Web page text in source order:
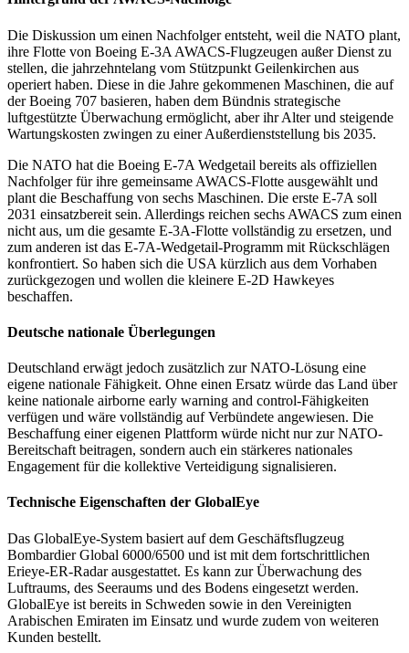
Die Diskussion um einen Nachfolger entsteht, weil die NATO plant,
ihre Flotte von Boeing E-3A AWACS-Flugzeugen außer Dienst zu
stellen, die jahrzehntelang vom Stützpunkt Geilenkirchen aus
operiert haben. Diese in die Jahre gekommenen Maschinen, die auf
der Boeing 707 basieren, haben dem Bündnis strategische
luftgestützte Überwachung ermöglicht, aber ihr Alter und steigende
Wartungskosten zwingen zu einer Außerdienststellung bis 2035.
Die NATO hat die Boeing E-7A Wedgetail bereits als offiziellen
Nachfolger für ihre gemeinsame AWACS-Flotte ausgewählt und
plant die Beschaffung von sechs Maschinen. Die erste E-7A soll
2031 einsatzbereit sein. Allerdings reichen sechs AWACS zum einen
nicht aus, um die gesamte E-3A-Flotte vollständig zu ersetzen, und
zum anderen ist das E-7A-Wedgetail-Programm mit Rückschlägen
konfrontiert. So haben sich die USA kürzlich aus dem Vorhaben
zurückgezogen und wollen die kleinere E-2D Hawkeyes
beschaffen.
Deutsche nationale Überlegungen
Deutschland erwägt jedoch zusätzlich zur NATO-Lösung eine
eigene nationale Fähigkeit. Ohne einen Ersatz würde das Land über
keine nationale airborne early warning and control-Fähigkeiten
verfügen und wäre vollständig auf Verbündete angewiesen. Die
Beschaffung einer eigenen Plattform würde nicht nur zur NATO-
Bereitschaft beitragen, sondern auch ein stärkeres nationales
Engagement für die kollektive Verteidigung signalisieren.
Technische Eigenschaften der GlobalEye
Das GlobalEye-System basiert auf dem Geschäftsflugzeug
Bombardier Global 6000/6500 und ist mit dem fortschrittlichen
Erieye-ER-Radar ausgestattet. Es kann zur Überwachung des
Luftraums, des Seeraums und des Bodens eingesetzt werden.
GlobalEye ist bereits in Schweden sowie in den Vereinigten
Arabischen Emiraten im Einsatz und wurde zudem von weiteren
Kunden bestellt.